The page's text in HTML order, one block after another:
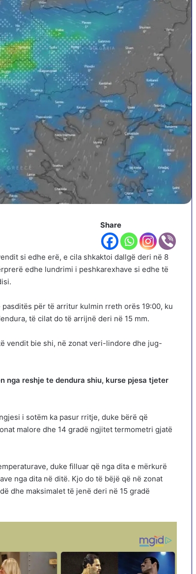
Share
si edhe erë, e cila shkaktoi dallgë deri në 8
edhe lundrimi i peshkarexhave si edhe të
për të arritur kulmin rreth orës 19:00, ku
të cilat do të arrijnë deri në 15 mm.
vendit bie shi, në zonat veri-lindore dhe jug-
nga reshje te dendura shiu, kurse pjesa tjeter
i sotëm ka pasur rritje, duke bërë që
malore dhe 14 gradë ngjitet termometri gjatë
duke filluar që nga dita e mërkurë
nga dita në ditë. Kjo do të bëjë që në zonat
dhe maksimalet të jenë deri në 15 gradë